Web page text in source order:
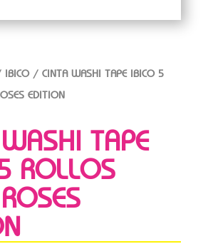
IBICO/ CINTA WASHI TAPE IBICO 5
EDITION
TAPE
ROLLOS